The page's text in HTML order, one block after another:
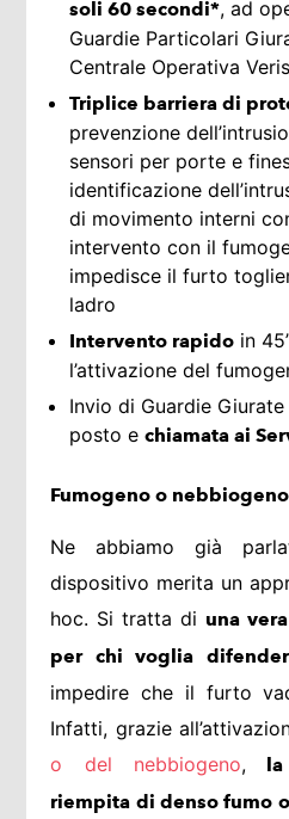
soli 60 secondi*, ad
Guardie Particolari
Centrale Operativa
Triplice barriera di
prevenzione
sensori per porte e
identificazione
di movimento interni
intervento con il
impedisce il furto
ladro
Intervento rapido in
l’attivazione del
Invio di Guardie
posto echiamata ai
Fumogeno o nebbiogeno
Ne abbiamo già
dispositivo merita un
hoc. Si tratta di una
per chi voglia
impedire che il furto
Infatti, grazie
o del nebbiogeno,la
riempita di denso fumo